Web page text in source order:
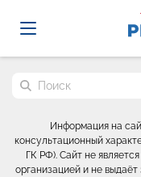
Probrokery -
Поиск по
Информация на
консультационный
ГК РФ). Сайт не
организацией и не